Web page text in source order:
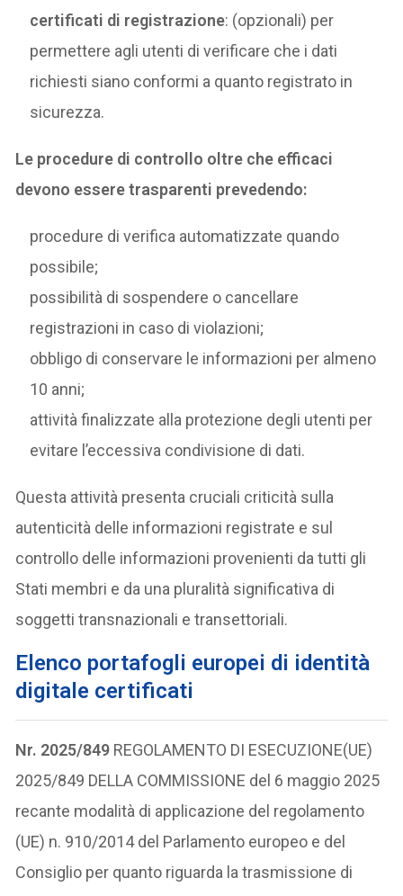
certificati di registrazione: (opzionali) per
permettere agli utenti di verificare che i dati
richiesti siano conformi a quanto registrato in
sicurezza.
Le procedure di controllo oltre che efficaci
devono essere trasparenti prevedendo:
procedure di verifica automatizzate quando
possibile;
possibilità di sospendere o cancellare
registrazioni in caso di violazioni;
obbligo di conservare le informazioni per almeno
10 anni;
attività finalizzate alla protezione degli utenti per
evitare l’eccessiva condivisione di dati.
Questa attività presenta cruciali criticità sulla
autenticità delle informazioni registrate e sul
controllo delle informazioni provenienti da tutti gli
Stati membri e da una pluralità significativa di
soggetti transnazionali e transettoriali.
Elenco portafogli europei di identità
digitale certificati
Nr. 2025/849 REGOLAMENTO DI ESECUZIONE(UE)
2025/849 DELLA COMMISSIONE del 6 maggio 2025
recante modalità di applicazione del regolamento
(UE) n. 910/2014 del Parlamento europeo e del
Consiglio per quanto riguarda la trasmissione di